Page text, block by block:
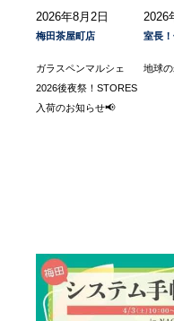
2026年8月2日
梅田茶屋町店
ガラスペンマルシェ
2026後夜祭！STORES
入荷のお知らせ📢
2026
室長
地球